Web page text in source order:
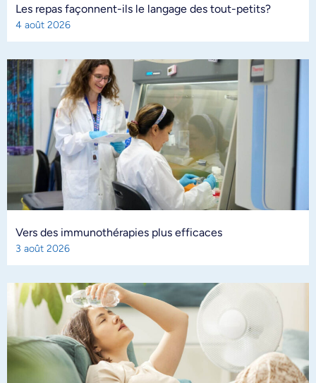
Les repas façonnent-ils le langage des tout-petits?
4 août 2026
Vers des immunothérapies plus efficaces
3 août 2026